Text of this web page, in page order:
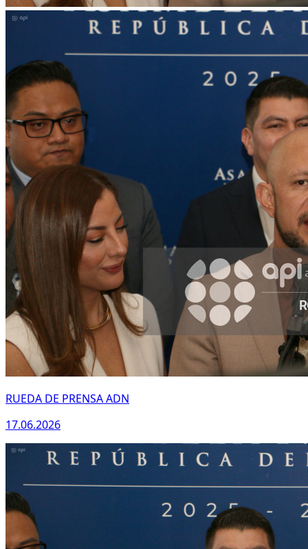
RUEDA DE PRENSA ADN
17.06.2026